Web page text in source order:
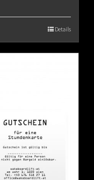
Details